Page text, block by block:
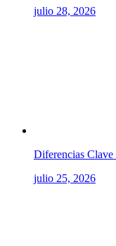
julio 28, 2026
Diferencias
julio 25, 2026